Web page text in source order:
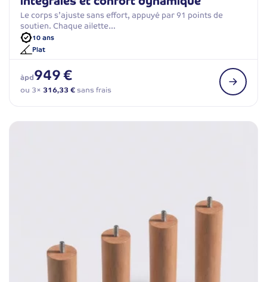
Le corps s’ajuste sans effort, appuyé par 91 points de
soutien. Chaque ailette…
10 ans
Plat
àpd949 €
ou 3× 316,33 €sans frais